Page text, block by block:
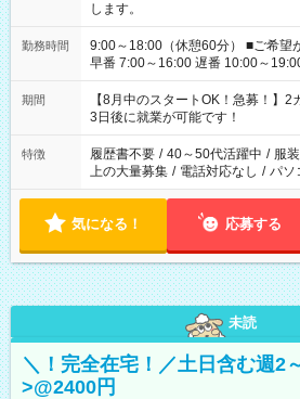
します。
勤務時間
9:00～18:00（休憩60分） ■ご希望があれば下記シフトもOK！
早番 7:00～16:00 遅番 10:00～19:00 夜
と休みを合わせたい」 「余裕を持
「できれば残業はしたくない」 な
ね。 ※Wワーク希望の方へ 今ご覧のお仕事で希望する勤務時間
と、もう1つのお仕事の勤務時間。
合は応募できません。
期間
【8月中のスタートOK！急募！】
3日後に就業が可能です！
特徴 履歴書不要 / 40～50代活躍中 / 服
上の大量募集 / 電話対応なし / パソ
気になる！ 応募する
未読
＼！完全在宅！／土日含む週2
>@2400円